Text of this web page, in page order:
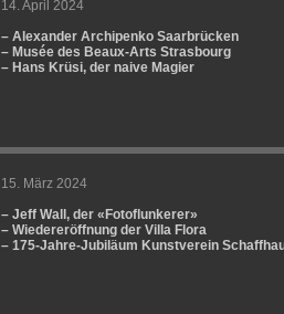
14. April 2024
– Alexander Archipenko Saarbrücken
– Musée des Beaux-Arts Strasbourg
– Hans Krüsi, der naive Magier
15. März 2024
– Jeff Wall, der «Fotoflunkerer»
– Wiedereröffnung der Villa Flora
– 175-Jahre-Jubiläum Kunstverein